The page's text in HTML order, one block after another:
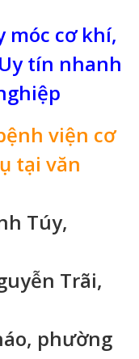
móc cơ khí,
tín nhanh
viện cơ
tại văn
Túy,
Trãi,
phường